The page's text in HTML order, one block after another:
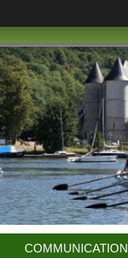
COMMUNICATION